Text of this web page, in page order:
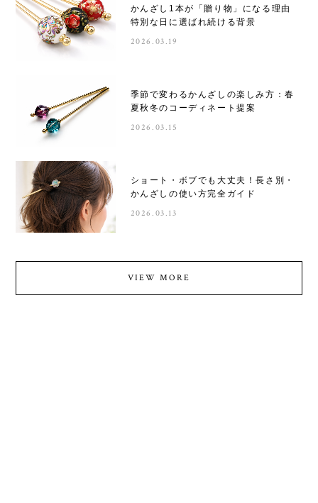
かんざし1本が「贈り物」になる理由
特別な日に選ばれ続ける背景
2026.03.19
季節で変わるかんざしの楽しみ方：春
夏秋冬のコーディネート提案
2026.03.15
ショート・ボブでも大丈夫！長さ別・
かんざしの使い方完全ガイド
2026.03.13
VIEW MORE